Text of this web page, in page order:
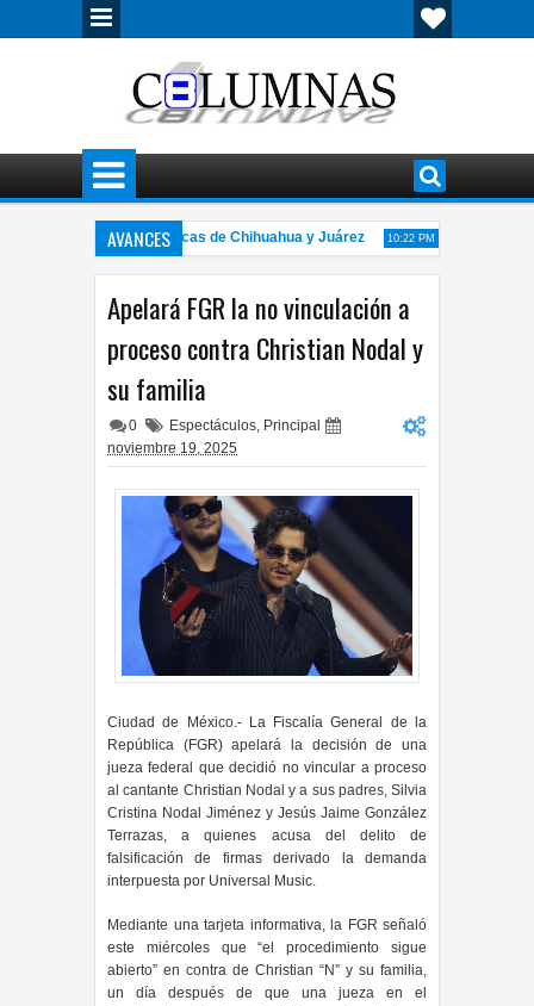
AVANCES
en agosto en Cinetecas de Chihuahua y Juárez 10:22 PM
Cómo
Apelará FGR la no vinculación a
proceso contra Christian Nodal y
su familia
0 Espectáculos, Principal
noviembre 19, 2025
Ciudad de México.- La Fiscalía General de la
República (FGR) apelará la decisión de una
jueza federal que decidió no vincular a proceso
al cantante Christian Nodal y a sus padres, Silvia
Cristina Nodal Jiménez y Jesús Jaime González
Terrazas, a quienes acusa del delito de
falsificación de firmas derivado la demanda
interpuesta por Universal Music.
Mediante una tarjeta informativa, la FGR señaló
este miércoles que “el procedimiento sigue
abierto” en contra de Christian “N” y su familia,
un día después de que una jueza en el